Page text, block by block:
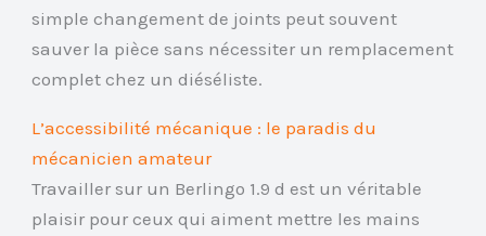
simple changement de joints peut souvent
sauver la pièce sans nécessiter un remplacement
complet chez un diéséliste.
L’accessibilité mécanique : le paradis du
mécanicien amateur
Travailler sur un Berlingo 1.9 d est un véritable
plaisir pour ceux qui aiment mettre les mains